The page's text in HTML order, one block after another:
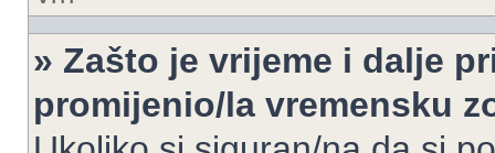
» Zašto je vrijeme i dalje
promijenio/la vremensku